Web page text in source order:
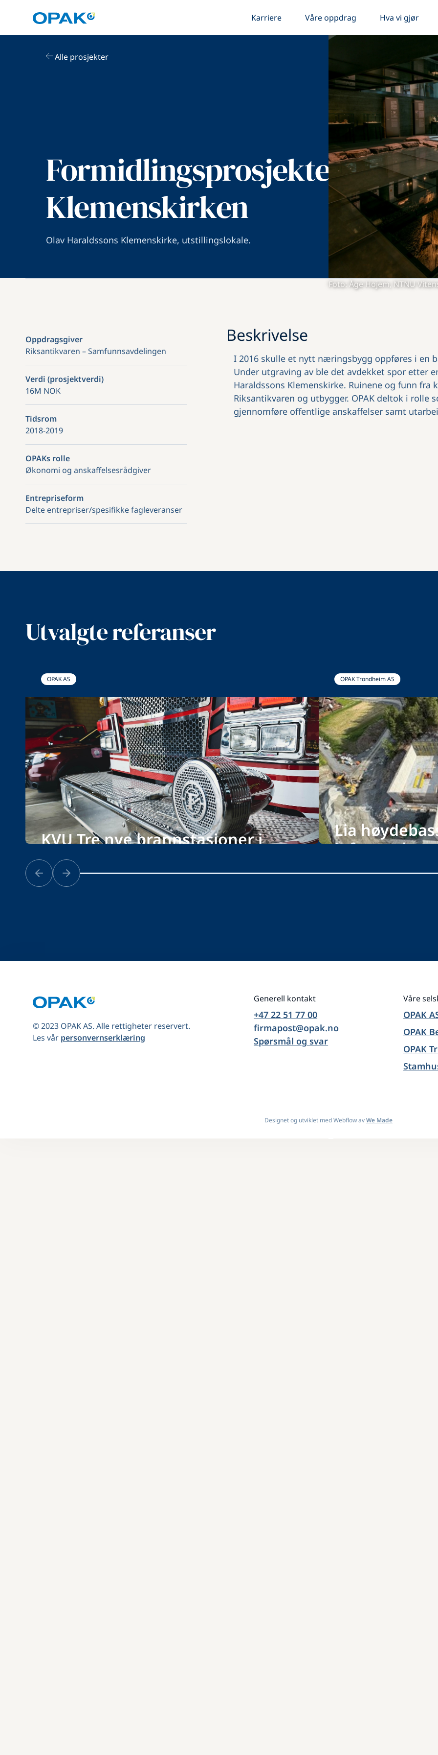
Karriere Våre oppdrag Hva vi gjør
Alle prosjekter
Formidlingsprosjektet
Klemenskirken
Olav Haraldssons Klemenskirke, utstillingslokale.
Foto: Åge Hojem, NTNU
Oppdragsgiver
Riksantikvaren – Samfunnsavdelingen
Verdi (prosjektverdi)
16M NOK
Tidsrom
2018-2019
OPAKs rolle
Økonomi og anskaffelsesrådgiver
Entrepriseform
Delte entrepriser/spesifikke fagleveranser
Beskrivelse
I 2016 skulle et nytt næringsbygg oppføres i en
Under utgraving av ble det avdekket spor etter
Haraldssons Klemenskirke. Ruinene og funn
Riksantikvaren og utbygger. OPAK deltok i rolle
gjennomføre offentlige anskaffelser samt
Utvalgte referanser
OPAK AS
KVU Tre nye brannstasjoner i
Bærum kommune
OPAK Trondheim AS
Lia
infrastruktur
© 2023 OPAK AS. Alle rettigheter reservert.
Les vår personvernserklæring
Generell kontakt
+47 22 51 77 00
firmapost@opak.no
Spørsmål og svar
Våre
OPAK
OPAK
OPAK
Designet og utviklet med Webflow avWe Made